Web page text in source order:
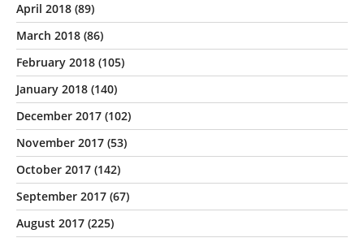
April 2018 (89)
March 2018 (86)
February 2018 (105)
January 2018 (140)
December 2017 (102)
November 2017 (53)
October 2017 (142)
September 2017 (67)
August 2017 (225)